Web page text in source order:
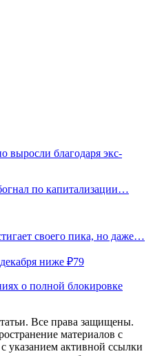
выросли благодаря экс-
по капитализации…
своего пика, но даже…
ниже ₽79
о полной блокировке
Все права защищены.
материалов с
указанием активной ссылки